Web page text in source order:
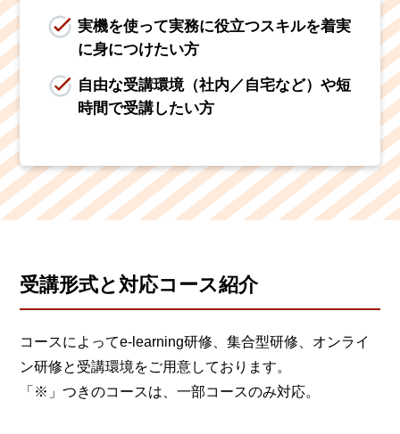
実機を使って実務に役立つスキルを着実
に身につけたい方
自由な受講環境（社内／自宅など）や短
時間で受講したい方
受講形式と対応コース紹介
コースによってe-learning研修、集合型研修、オンライ
ン研修と受講環境をご用意しております。
「※」つきのコースは、一部コースのみ対応。